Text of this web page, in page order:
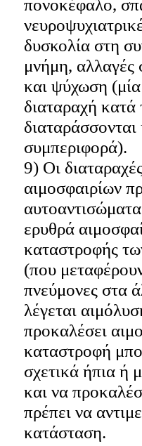
πονοκέφαλο,
δυσκολία στη
μνήμη, αλλαγές
και ψύχωση
διαταραχή κατά
συμπεριφορά).
9) Οι
αιμοσφαιρίων
ερυθρά
καταστροφής
(που
πνεύμονες στα
λέγεται
προκαλέσει
καταστροφή
σχετικά ήπια ή
και να
πρέπει να
κατάσταση.